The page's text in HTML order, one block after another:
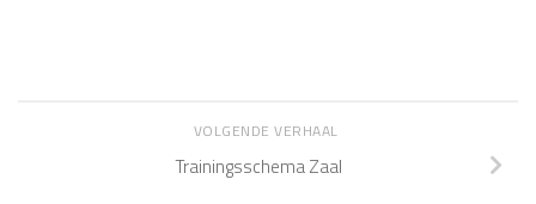
VOLGENDE VERHAAL
Trainingsschema Zaal